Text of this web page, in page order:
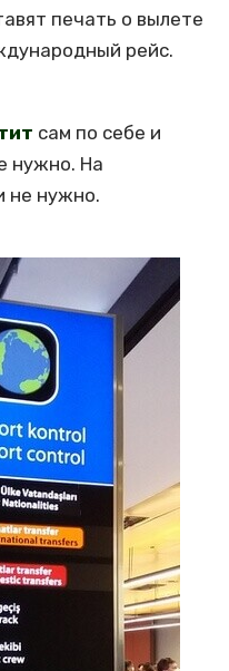
печать о вылете
рейс.
сам по себе и
нужно. На
не нужно.